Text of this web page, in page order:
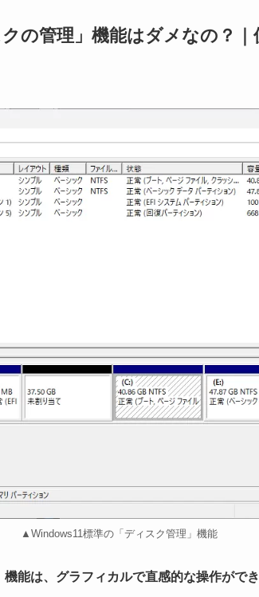
の管理」機能はダメなの？
▲Windows11標準の「ディスク管理」機能
能は、グラフィカルで直感的な操作がで